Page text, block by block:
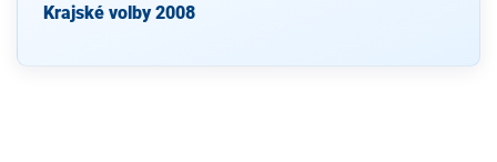
Krajské volby 2008